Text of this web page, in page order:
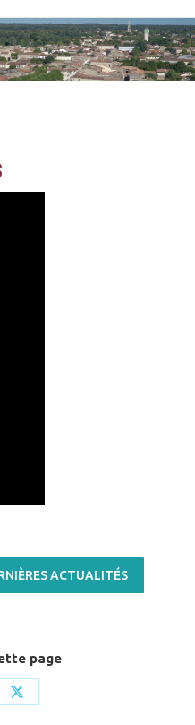
êtes ici :
ACTUALITÉS
page
Share